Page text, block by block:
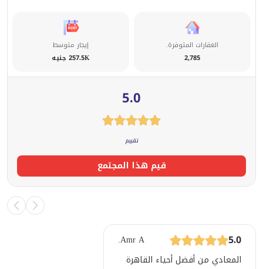
العقارات المتوفرة.
2,785
إيجار متوسط
257.5K جنيه
5.0
تقييم
قيم هذا المجتمع
5.0
Amr A.
المعادي من أفضل أحياء القاهرة